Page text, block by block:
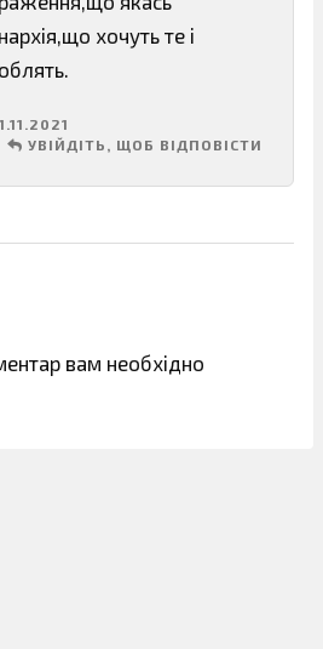
хочуть те і
УВІЙДІТЬ, ЩОБ ВІДПОВІСТИ
вам необхідно